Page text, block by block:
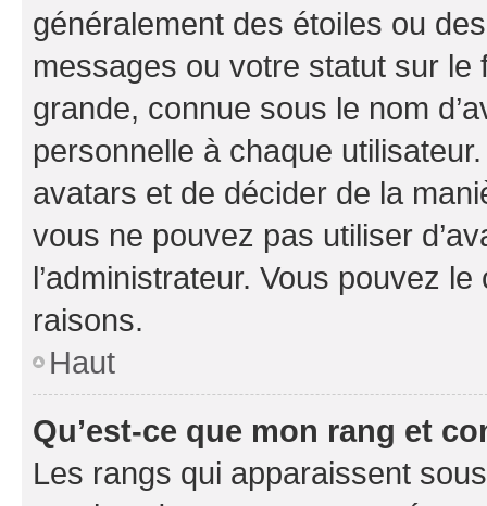
généralement des étoiles ou
messages ou votre statut sur
grande, connue sous le nom
personnelle à chaque utilisateur.
avatars et de décider de la
vous ne pouvez pas utiliser
l’administrateur. Vous pouvez
raisons.
Haut
Qu’est-ce que mon rang et
Les rangs qui apparaissent